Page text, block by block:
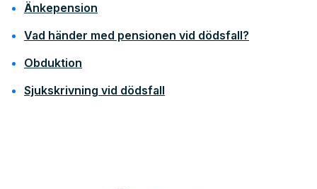
Änkepension
Vad händer med pensionen vid dödsfall?
Obduktion
Sjukskrivning vid dödsfall